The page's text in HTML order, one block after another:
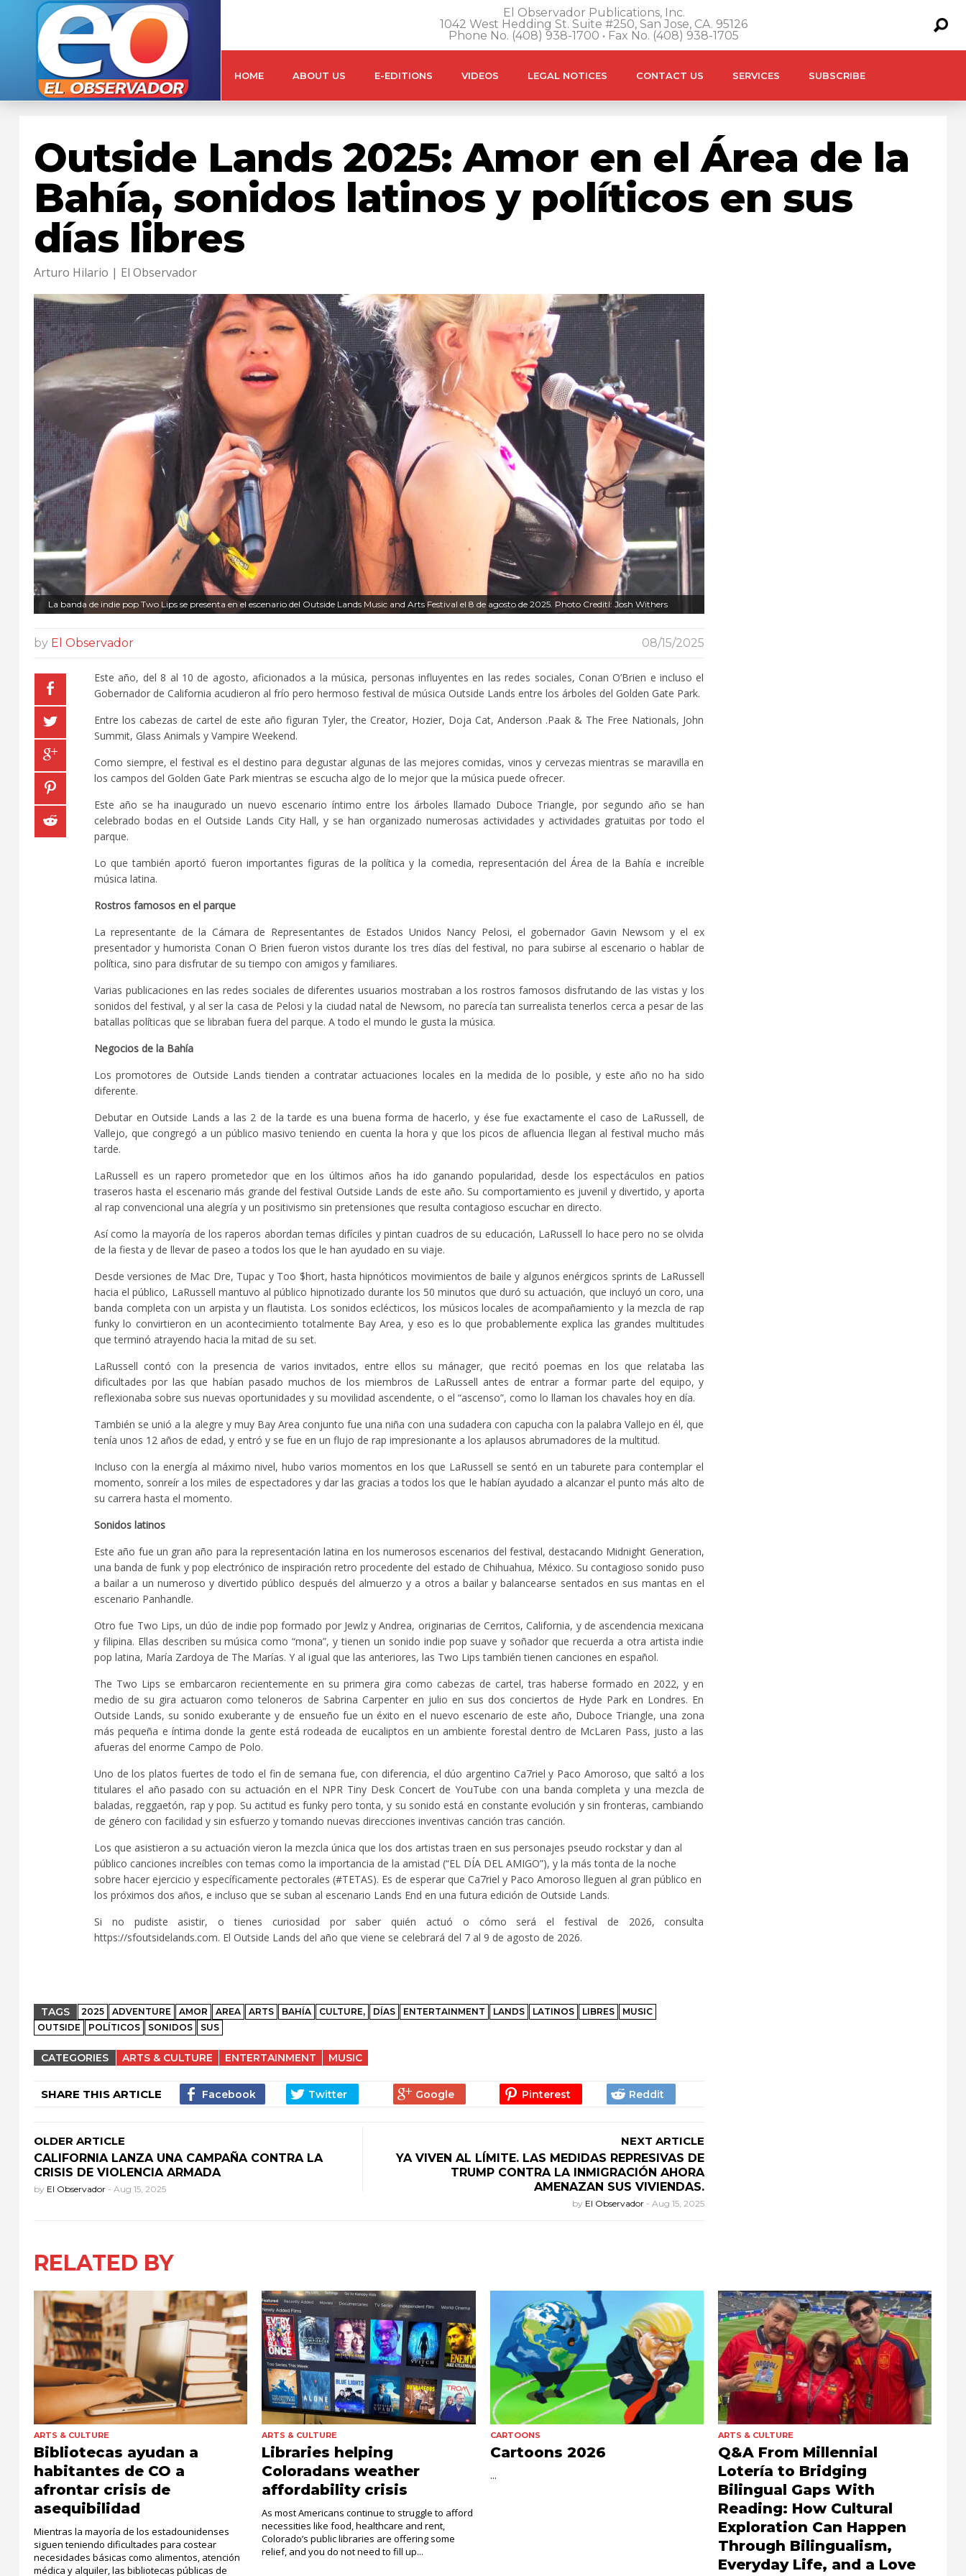
El Observador Publications, Inc.
1042 West Hedding St. Suite #250, San Jose, CA. 95126
Phone No. (408) 938-1700 • Fax No. (408) 938-1705
HOME ABOUT US E-EDITIONS VIDEOS LEGAL NOTICES CONTACT US SERVICES SUBSCRIBE
Outside Lands 2025: Amor en el Área de la
Bahía, sonidos latinos y políticos en sus
días libres
Arturo Hilario | El Observador
La banda de indie pop Two Lips se presenta en el escenario del Outside Lands Music and Arts Festival el 8 de agosto de 2025. Photo Creditl: Josh Withers
by El Observador 08/15/2025
Este año, del 8 al 10 de agosto, aficionados a la música, personas influyentes en las redes sociales, Conan O’Brien e incluso el
Gobernador de California acudieron al frío pero hermoso festival de música Outside Lands entre los árboles del Golden Gate Park.
Entre los cabezas de cartel de este año figuran Tyler, the Creator, Hozier, Doja Cat, Anderson .Paak & The Free Nationals, John
Summit, Glass Animals y Vampire Weekend.
Como siempre, el festival es el destino para degustar algunas de las mejores comidas, vinos y cervezas mientras se maravilla en
los campos del Golden Gate Park mientras se escucha algo de lo mejor que la música puede ofrecer.
Este año se ha inaugurado un nuevo escenario íntimo entre los árboles llamado Duboce Triangle, por segundo año se han
celebrado bodas en el Outside Lands City Hall, y se han organizado numerosas actividades y actividades gratuitas por todo el
parque.
Lo que también aportó fueron importantes figuras de la política y la comedia, representación del Área de la Bahía e increíble
música latina.
Rostros famosos en el parque
La representante de la Cámara de Representantes de Estados Unidos Nancy Pelosi, el gobernador Gavin Newsom y el ex
presentador y humorista Conan O Brien fueron vistos durante los tres días del festival, no para subirse al escenario o hablar de
política, sino para disfrutar de su tiempo con amigos y familiares.
Varias publicaciones en las redes sociales de diferentes usuarios mostraban a los rostros famosos disfrutando de las vistas y los
sonidos del festival, y al ser la casa de Pelosi y la ciudad natal de Newsom, no parecía tan surrealista tenerlos cerca a pesar de las
batallas políticas que se libraban fuera del parque. A todo el mundo le gusta la música.
Negocios de la Bahía
Los promotores de Outside Lands tienden a contratar actuaciones locales en la medida de lo posible, y este año no ha sido
diferente.
Debutar en Outside Lands a las 2 de la tarde es una buena forma de hacerlo, y ése fue exactamente el caso de LaRussell, de
Vallejo, que congregó a un público masivo teniendo en cuenta la hora y que los picos de afluencia llegan al festival mucho más
tarde.
LaRussell es un rapero prometedor que en los últimos años ha ido ganando popularidad, desde los espectáculos en patios
traseros hasta el escenario más grande del festival Outside Lands de este año. Su comportamiento es juvenil y divertido, y aporta
al rap convencional una alegría y un positivismo sin pretensiones que resulta contagioso escuchar en directo.
Así como la mayoría de los raperos abordan temas difíciles y pintan cuadros de su educación, LaRussell lo hace pero no se olvida
de la fiesta y de llevar de paseo a todos los que le han ayudado en su viaje.
Desde versiones de Mac Dre, Tupac y Too $hort, hasta hipnóticos movimientos de baile y algunos enérgicos sprints de LaRussell
hacia el público, LaRussell mantuvo al público hipnotizado durante los 50 minutos que duró su actuación, que incluyó un coro, una
banda completa con un arpista y un flautista. Los sonidos eclécticos, los músicos locales de acompañamiento y la mezcla de rap
funky lo convirtieron en un acontecimiento totalmente Bay Area, y eso es lo que probablemente explica las grandes multitudes
que terminó atrayendo hacia la mitad de su set.
LaRussell contó con la presencia de varios invitados, entre ellos su mánager, que recitó poemas en los que relataba las
dificultades por las que habían pasado muchos de los miembros de LaRussell antes de entrar a formar parte del equipo, y
reflexionaba sobre sus nuevas oportunidades y su movilidad ascendente, o el “ascenso”, como lo llaman los chavales hoy en día.
También se unió a la alegre y muy Bay Area conjunto fue una niña con una sudadera con capucha con la palabra Vallejo en él, que
tenía unos 12 años de edad, y entró y se fue en un flujo de rap impresionante a los aplausos abrumadores de la multitud.
Incluso con la energía al máximo nivel, hubo varios momentos en los que LaRussell se sentó en un taburete para contemplar el
momento, sonreír a los miles de espectadores y dar las gracias a todos los que le habían ayudado a alcanzar el punto más alto de
su carrera hasta el momento.
Sonidos latinos
Este año fue un gran año para la representación latina en los numerosos escenarios del festival, destacando Midnight Generation,
una banda de funk y pop electrónico de inspiración retro procedente del estado de Chihuahua, México. Su contagioso sonido puso
a bailar a un numeroso y divertido público después del almuerzo y a otros a bailar y balancearse sentados en sus mantas en el
escenario Panhandle.
Otro fue Two Lips, un dúo de indie pop formado por Jewlz y Andrea, originarias de Cerritos, California, y de ascendencia mexicana
y filipina. Ellas describen su música como “mona”, y tienen un sonido indie pop suave y soñador que recuerda a otra artista indie
pop latina, María Zardoya de The Marías. Y al igual que las anteriores, las Two Lips también tienen canciones en español.
The Two Lips se embarcaron recientemente en su primera gira como cabezas de cartel, tras haberse formado en 2022, y en
medio de su gira actuaron como teloneros de Sabrina Carpenter en julio en sus dos conciertos de Hyde Park en Londres. En
Outside Lands, su sonido exuberante y de ensueño fue un éxito en el nuevo escenario de este año, Duboce Triangle, una zona
más pequeña e íntima donde la gente está rodeada de eucaliptos en un ambiente forestal dentro de McLaren Pass, justo a las
afueras del enorme Campo de Polo.
Uno de los platos fuertes de todo el fin de semana fue, con diferencia, el dúo argentino Ca7riel y Paco Amoroso, que saltó a los
titulares el año pasado con su actuación en el NPR Tiny Desk Concert de YouTube con una banda completa y una mezcla de
baladas, reggaetón, rap y pop. Su actitud es funky pero tonta, y su sonido está en constante evolución y sin fronteras, cambiando
de género con facilidad y sin esfuerzo y tomando nuevas direcciones inventivas canción tras canción.
Los que asistieron a su actuación vieron la mezcla única que los dos artistas traen en sus personajes pseudo rockstar y dan al
público canciones increíbles con temas como la importancia de la amistad (“EL DÍA DEL AMIGO”), y la más tonta de la noche
sobre hacer ejercicio y específicamente pectorales (#TETAS). Es de esperar que Ca7riel y Paco Amoroso lleguen al gran público en
los próximos dos años, e incluso que se suban al escenario Lands End en una futura edición de Outside Lands.
Si no pudiste asistir, o tienes curiosidad por saber quién actuó o cómo será el festival de 2026, consulta
https://sfoutsidelands.com. El Outside Lands del año que viene se celebrará del 7 al 9 de agosto de 2026.
TAGS 2025 ADVENTURE AMOR AREA ARTS BAHÍA CULTURE, DÍAS ENTERTAINMENT LANDS LATINOS LIBRES
MUSIC
OUTSIDE
POLÍTICOS SONIDOS SUS
CATEGORIES ARTS & CULTURE ENTERTAINMENT MUSIC
SHARE THIS ARTICLE
OLDER ARTICLE
CALIFORNIA LANZA UNA CAMPAÑA CONTRA LA
CRISIS DE VIOLENCIA ARMADA
by El Observador - Aug 15, 2025
NEXT ARTICLE
YA VIVEN AL LÍMITE. LAS MEDIDAS REPRESIVAS DE
TRUMP CONTRA LA INMIGRACIÓN AHORA
AMENAZAN SUS VIVIENDAS.
by El Observador - Aug 15, 2025
RELATED BY
ARTS & CULTURE
Bibliotecas ayudan a
habitantes de CO a
afrontar crisis de
asequibilidad
Mientras la mayoría de los estadounidenses
siguen teniendo dificultades para costear
necesidades básicas como alimentos, atención
médica y alquiler, las bibliotecas públicas de
ARTS & CULTURE
Libraries helping
Coloradans weather
affordability crisis
As most Americans continue to struggle to afford
necessities like food, healthcare and rent,
Colorado’s public libraries are offering some
relief, and you do not need to fill up...
CARTOONS
Cartoons 2026
...
ARTS & CULTURE
Q&A From Millennial
Lotería to Bridging
Bilingual Gaps With
Reading: How Cultural
Exploration Can Happen
Through Bilingualism,
Everyday Life, and a Love